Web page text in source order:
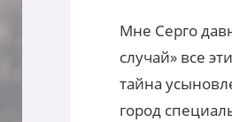
Мне Серго
случай» все
тайна
город